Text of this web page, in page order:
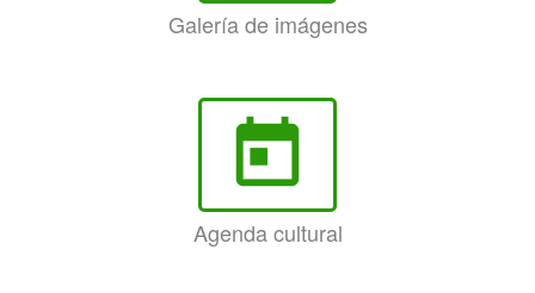
Galería de imágenes
today
Agenda cultural